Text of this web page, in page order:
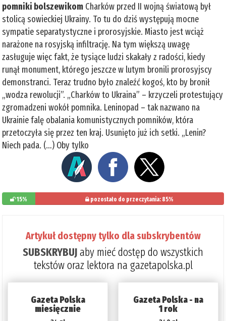
pomniki bolszewikom Charków przed II wojną światową był
stolicą sowieckiej Ukrainy. To tu do dziś występują mocne
sympatie separatystyczne i prorosyjskie. Miasto jest wciąż
narażone na rosyjską infiltrację. Na tym większą uwagę
zasługuje więc fakt, że tysiące ludzi skakały z radości, kiedy
runął monument, którego jeszcze w lutym bronili prorosyjscy
demonstranci. Teraz trudno było znaleźć kogoś, kto by bronił
„wodza rewolucji”. „Charków to Ukraina” – krzyczeli protestujący
zgromadzeni wokół pomnika. Leninopad – tak nazwano na
Ukrainie falę obalania komunistycznych pomników, która
przetoczyła się przez ten kraj. Usunięto już ich setki. „Lenin?
Niech pada. (…) Oby tylko
15% pozostało do przeczytania: 85%
Artykuł dostępny tylko dla subskrybentów
SUBSKRYBUJaby mieć dostęp do wszystkich
tekstów oraz lektora na gazetapolska.pl
Gazeta Polska
miesięcznie
Gazeta Polska - na
1 rok